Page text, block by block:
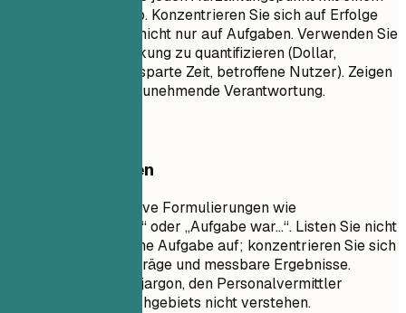
starken Aktionsverb. Konzentrieren Sie sich auf Erfolge
und Auswirkungen, nicht nur auf Aufgaben. Verwenden Sie
Zahlen, um Ihre Wirkung zu quantifizieren (Dollar,
Prozentsätze, eingesparte Zeit, betroffene Nutzer). Zeigen
Sie Fortschritt und zunehmende Verantwortung.
Besser vermeiden
Vermeiden Sie passive Formulierungen wie
„Verantwortlich für…“ oder „Aufgabe war…“. Listen Sie nicht
jede einzelne tägliche Aufgabe auf; konzentrieren Sie sich
auf bedeutende Beiträge und messbare Ergebnisse.
Vermeiden Sie Fachjargon, den Personalvermittler
außerhalb Ihres Fachgebiets nicht verstehen.